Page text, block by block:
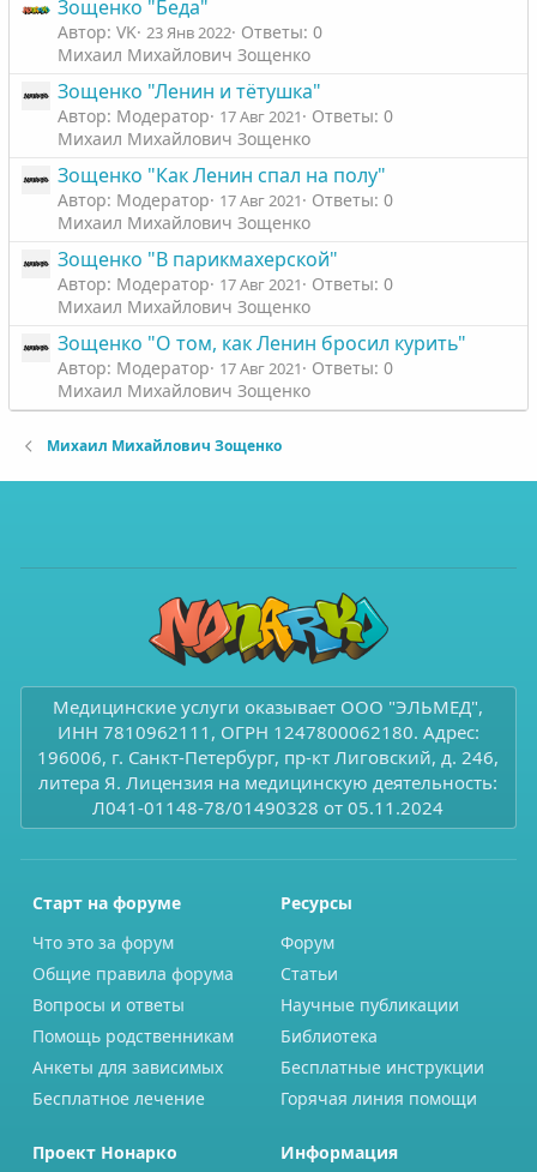
Зощенко "Беда"
Автор: VK 23 Янв 2022 Ответы: 0
Михаил Михайлович Зощенко
Зощенко "Ленин и тётушка"
Автор: Модератор 17 Авг 2021
Ответы: 0
Михаил Михайлович Зощенко
Зощенко "Как Ленин спал на полу"
Автор: Модератор 17 Авг 2021
Ответы: 0
Михаил Михайлович Зощенко
Зощенко "В парикмахерской"
Автор: Модератор 17 Авг 2021
Ответы: 0
Михаил Михайлович Зощенко
Зощенко "О том, как Ленин бросил курить"
Автор: Модератор 17 Авг 2021
Ответы: 0
Михаил Михайлович Зощенко
Михаил Михайлович Зощенко
Медицинские услуги оказывает ООО "ЭЛЬМЕД",
ИНН 7810962111, ОГРН 1247800062180. Адрес:
196006, г. Санкт-Петербург, пр-кт Лиговский, д. 246,
литера Я. Лицензия на медицинскую деятельность:
Л041-01148-78/01490328 от 05.11.2024
Старт на форуме
Что это за форум
Общие правила форума
Вопросы и ответы
Помощь родственникам
Анкеты для зависимых
Бесплатное лечение
Ресурсы
Форум
Статьи
Научные публикации
Библиотека
Бесплатные инструкции
Горячая линия помощи
Проект Нонарко Информация